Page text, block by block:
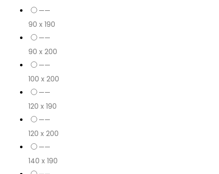
——
90 x 190
——
90 x 200
——
100 x 200
——
120 x 190
——
120 x 200
——
140 x 190